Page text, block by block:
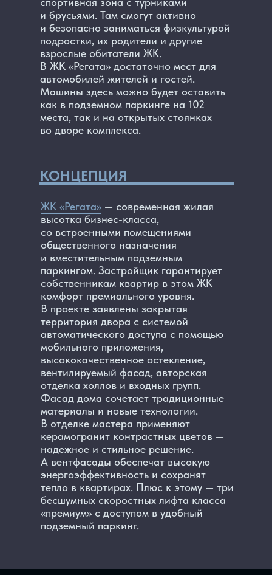
и брусьями. Там смогут активно
и безопасно заниматься физкультурой
подростки, их родители и другие
взрослые обитатели ЖК.
В ЖК «Регата» достаточно мест для
автомобилей жителей и гостей.
Машины здесь можно будет оставить
как в подземном паркинге на 102
места, так и на открытых стоянках
во дворе комплекса.
ЖК «Регата» — современная жилая
высотка бизнес-класса,
со встроенными помещениями
общественного назначения
и вместительным подземным
паркингом. Застройщик гарантирует
собственникам квартир в этом ЖК
комфорт премиального уровня.
В проекте заявлены закрытая
территория двора с системой
автоматического доступа с помощью
мобильного приложения,
высококачественное остекление,
вентилируемый фасад, авторская
отделка холлов и входных групп.
Фасад дома сочетает традиционные
материалы и новые технологии.
В отделке мастера применяют
керамогранит контрастных цветов —
надежное и стильное решение.
А вентфасады обеспечат высокую
энергоэффективность и сохранят
тепло в квартирах. Плюс к этому — три
бесшумных скоростных лифта класса
«премиум» с доступом в удобный
подземный паркинг.
КОНЦЕПЦИЯ